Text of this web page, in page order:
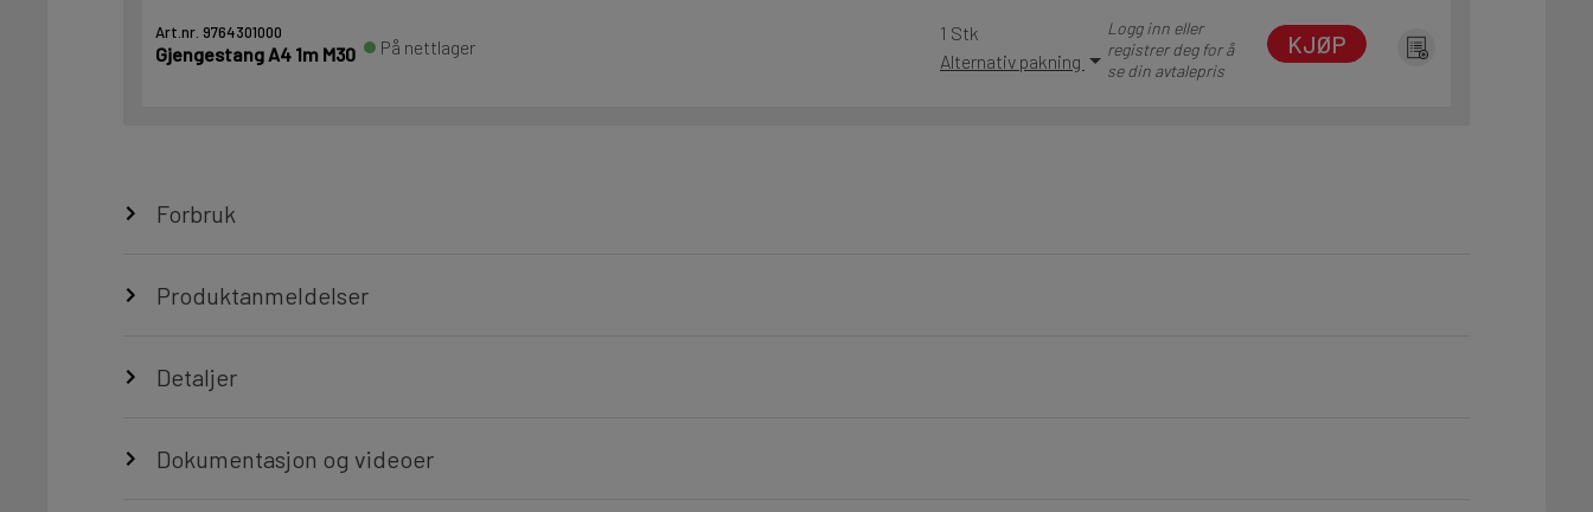
Art.nr. 9764301000
Gjengestang A4 1m M30 På nettlager
1 Stk
Alternativ pakning
Logg inn eller
registrer deg for å
se din avtalepris
KJØP
Forbruk
Produktanmeldelser
Detaljer
Dokumentasjon og videoer